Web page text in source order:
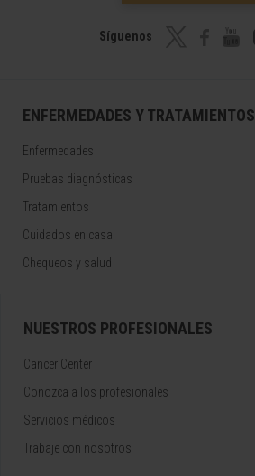
Síguenos
ENFERMEDADES Y TRATAMIENTOS
Enfermedades
Pruebas diagnósticas
Tratamientos
Cuidados en casa
Chequeos y salud
NUESTROS PROFESIONALES
Cancer Center
Conozca a los profesionales
Servicios médicos
Trabaje con nosotros